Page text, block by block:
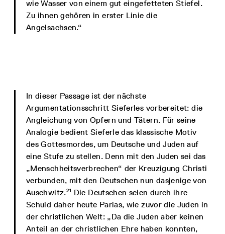
wie Wasser von einem gut eingefetteten Stiefel.
Zu ihnen gehören in erster Linie die
Angelsachsen.“
In dieser Passage ist der nächste
Argumentationsschritt Sieferles vorbereitet: die
Angleichung von Opfern und Tätern. Für seine
Analogie bedient Sieferle das klassische Motiv
des Gottesmordes, um Deutsche und Juden auf
eine Stufe zu stellen. Denn mit den Juden sei das
„Menschheitsverbrechen“ der Kreuzigung Christi
verbunden, mit den Deutschen nun dasjenige von
Auschwitz.21 Die Deutschen seien durch ihre
Schuld daher heute Parias, wie zuvor die Juden in
der christlichen Welt: „Da die Juden aber keinen
Anteil an der christlichen Ehre haben konnten,